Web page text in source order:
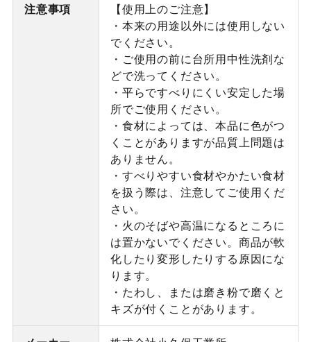
注意事項
【使用上のご注意】
・本来の用途以外には使用しない
でください。
・ご使用の前に台所用中性洗剤な
どで洗ってください。
・平らですべりにくい安定した場
所でご使用ください。
・食材によっては、本品に色がつ
くことがありますが品質上問題は
ありません。
・すべりやすい食材やかたい食材
を扱う際は、注意してご使用くだ
さい。
・火のそばや高温になるところに
は置かないでください。商品が軟
化したり変形したりする原因にな
ります。
・たわし、または磨き粉で磨くと
キズが付くことがあります。